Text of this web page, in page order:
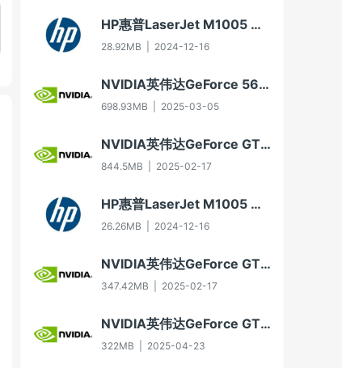
HP惠普LaserJet M1005 MFP多功能一体机驱动20060913版For Win2000/XP
28.92MB 2024-12-16
NVIDIA英伟达GeForce 566.36版本显卡驱动
698.93MB 2025-03-05
NVIDIA英伟达GeForce GTX 650显卡驱动For Win10-64
844.5MB 2025-02-17
HP惠普LaserJet M1005 MFP多功能一体机即插即用驱动20070326版For Vista
26.26MB 2024-12-16
NVIDIA英伟达GeForce GT 630显卡驱动For Win10-32
347.42MB 2025-02-17
NVIDIA英伟达GeForce GT 705显卡驱动For Win7-32/Win8-32/Win8.1-32
322MB 2025-04-23